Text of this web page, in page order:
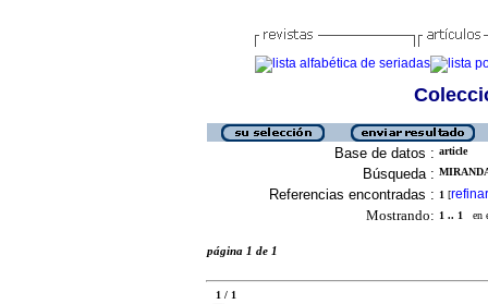
Base de datos : article
Búsqueda :
Referencias encontradas : 1 [refinar
Mostrando: 1 .. 1 en
página 1 de 1
1 / 1